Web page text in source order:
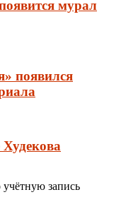
мурал
появился
запись